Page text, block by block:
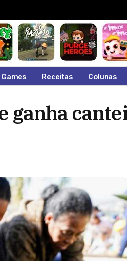
Games Receitas Colunas
ganha